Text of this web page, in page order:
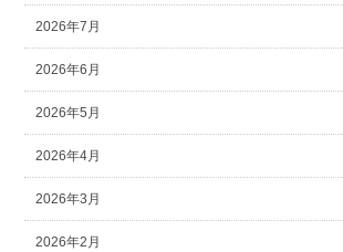
2026年7月
2026年6月
2026年5月
2026年4月
2026年3月
2026年2月